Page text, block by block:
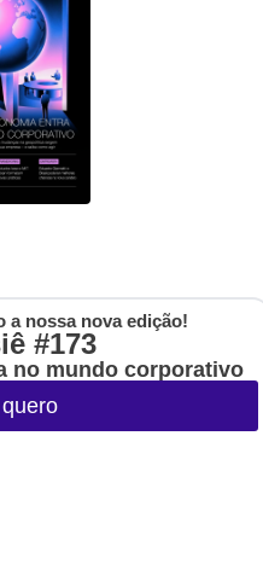
a nossa nova edição!
#173
no mundo corporativo